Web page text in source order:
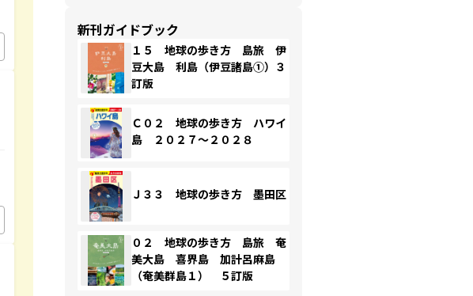
新刊ガイドブック
１５ 地球の歩き方 島旅 伊
豆大島 利島（伊豆諸島①）３
訂版
Ｃ０２ 地球の歩き方 ハワイ
島 ２０２７～２０２８
Ｊ３３ 地球の歩き方 墨田区
０２ 地球の歩き方 島旅 奄
美大島 喜界島 加計呂麻島
（奄美群島１） ５訂版